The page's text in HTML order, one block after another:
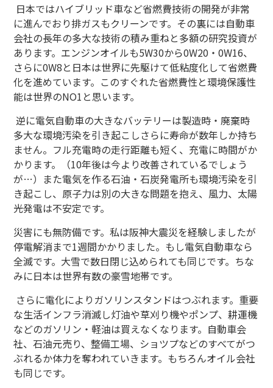
日本ではハイブリッド車など省燃費技術の開発が非常
に進んでおり排ガスもクリーンです。その裏には自動車
会社の長年の多大な技術の積み重ねと多額の研究投資が
あります。エンジンオイルも5W30から0W20 ・0W16、
さらに0W8と日本は世界に先駆けて低粘度化して省燃費
化を進めています。このすぐれた省燃費性と環境保護性
能は世界のNO1 と思います。
逆に電気自動車の大きなバッテリーは製造時・廃棄時
多大な環境汚染を引き起こしさらに寿命が数年しか持ち
ません。フル充電時の走行距離も短く、充電に時間がか
かります。（10年後は今より改善されているでしょう
が…）また電気を作る石油・石炭発電所も環境汚染を引
き起こし、原子力は別の大きな問題を抱え、風力、太陽
光発電は不安定です。
災害にも無防備です。私は阪神大震災を経験しましたが
停電解消まで1週間かかりました。もし電気自動車なら
全滅です。大雪で数日閉じ込められても同じです。ちな
みに日本は世界有数の豪雪地帯です。
さらに電化によりガソリンスタンドはつぶれます。重要
な生活インフラ消滅し灯油や草刈り機やポンプ、耕運機
などのガソリン・軽油は買えなくなります。自動車会
社、石油元売り、整備工場、ショツプなどのすべてがつ
ぶれるか体力を奪われていきます。もちろんオイル会社
も同じです。